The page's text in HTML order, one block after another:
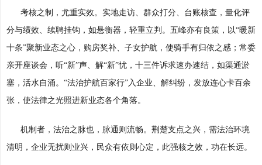
考核之制，尤重实效。实地走访、群众打分、台账核查，量化评
分与绩效、续聘挂钩，如悬衡器，轻重立判。五峰亦有良策，以“暖新
十条”聚新业态之心，购房奖补、子女护航，使骑手有归依之感；常委
亲开座谈会，听“新”声、解“新”忧，十三件诉求速办速结，如渠通淤
塞，活水自涌。“法治护航百家行”入企业、解纠纷，发放连心卡百余
张，使法律之光照进新业态各个角落。
机制者，法治之脉也，脉通则流畅。荆楚支点之兴，需法治环境
清明，企业无扰则业兴，民众有依则心定，此强核之效，功在长远。